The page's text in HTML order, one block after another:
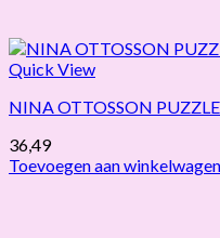
Quick View
NINA OTTOSSON
36,49
Toevoegen aan winkelwagen